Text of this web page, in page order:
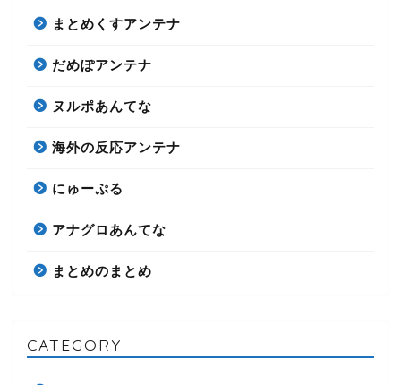
まとめくすアンテナ
だめぽアンテナ
ヌルポあんてな
海外の反応アンテナ
にゅーぷる
アナグロあんてな
まとめのまとめ
CATEGORY